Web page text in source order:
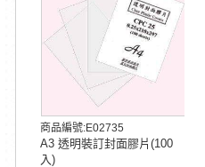
商品編號:E02735
A3 透明裝訂封面膠片(100
入)